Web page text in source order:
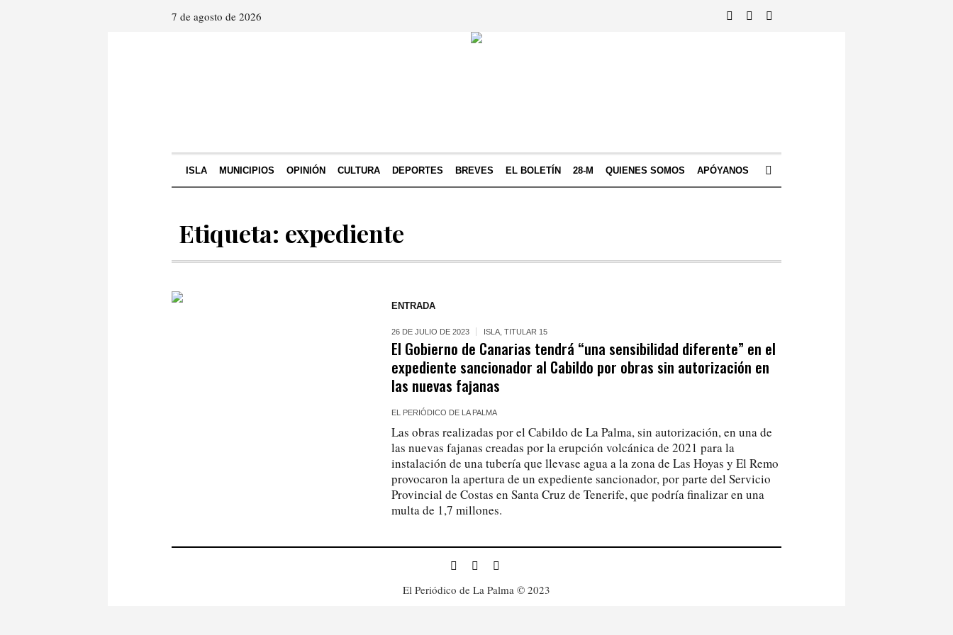
7 de agosto de 2026
ISLA MUNICIPIOS OPINIÓN CULTURA DEPORTES BREVES EL BOLETÍN 28-M QUIENES SOMOS APÓYANOS
Etiqueta: expediente
ENTRADA
26 DE JULIO DE 2023 ISLA ,TITULAR 15
El Gobierno de Canarias tendrá “una sensibilidad diferente” en el
expediente sancionador al Cabildo por obras sin autorización en
las nuevas fajanas
EL PERIÓDICO DE LA PALMA
Las obras realizadas por el Cabildo de La Palma, sin autorización, en una de
las nuevas fajanas creadas por la erupción volcánica de 2021 para la
instalación de una tubería que llevase agua a la zona de Las Hoyas y El Remo
provocaron la apertura de un expediente sancionador, por parte del Servicio
Provincial de Costas en Santa Cruz de Tenerife, que podría finalizar en una
multa de 1,7 millones.
El Periódico de La Palma © 2023